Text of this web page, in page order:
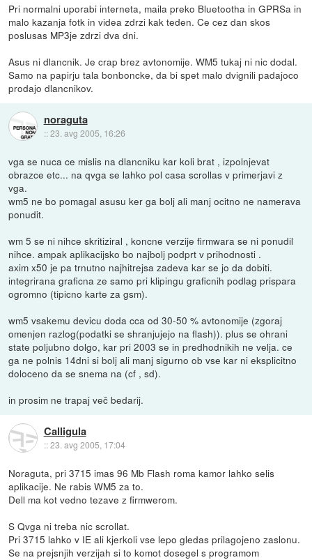
Pri normalni uporabi interneta, maila preko Bluetootha in GPRSa in
malo kazanja fotk in videa zdrzi kak teden. Ce cez dan skos
poslusas MP3je zdrzi dva dni.
Asus ni dlancnik. Je crap brez avtonomije. WM5 tukaj ni nic dodal.
Samo na papirju tala bonboncke, da bi spet malo dvignili padajoco
prodajo dlancnikov.
noraguta
::23. avg 2005, 16:26
vga se nuca ce mislis na dlancniku kar koli brat , izpolnjevat
obrazce etc... na qvga se lahko pol casa scrollas v primerjavi z
vga.
wm5 ne bo pomagal asusu ker ga bolj ali manj ocitno ne namerava
ponudit.
wm 5 se ni nihce skritiziral , koncne verzije firmwara se ni ponudil
nihce. ampak aplikacijsko bo najbolj podprt v prihodnosti .
axim x50 je pa trnutno najhitrejsa zadeva kar se jo da dobiti.
integrirana graficna ze samo pri klipingu graficnih podlag prispara
ogromno (tipicno karte za gsm).
wm5 vsakemu devicu doda cca od 30-50 % avtonomije (zgoraj
omenjen razlog(podatki se shranjujejo na flash)). plus se ohrani
state poljubno dolgo, kar pri 2003 se in predhodnikih ne velja. ce
ga ne polnis 14dni si bolj ali manj sigurno ob vse kar ni eksplicitno
doloceno da se snema na (cf , sd).
in prosim ne trapaj več bedarij.
Calligula
::23. avg 2005, 17:04
Noraguta, pri 3715 imas 96 Mb Flash roma kamor lahko selis
aplikacije. Ne rabis WM5 za to.
Dell ma kot vedno tezave z firmwerom.
S Qvga ni treba nic scrollat.
Pri 3715 lahko v IE ali kjerkoli vse lepo gledas prilagojeno zaslonu.
Se na prejsnjih verzijah si to komot dosegel s programom